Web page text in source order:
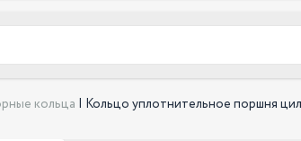
кольца | Кольцо уплотнительное поршня